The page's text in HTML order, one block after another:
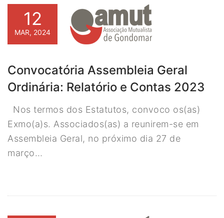
12
MAR, 2024
Convocatória Assembleia Geral
Ordinária: Relatório e Contas 2023
Nos termos dos Estatutos, convoco os(as)
Exmo(a)s. Associados(as) a reunirem-se em
Assembleia Geral, no próximo dia 27 de
março…